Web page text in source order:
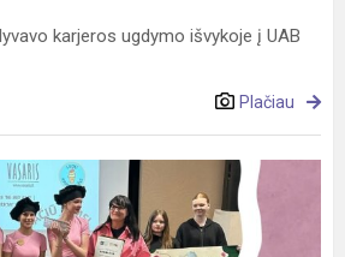
karjeros ugdymo išvykoje į UAB
Plačiau